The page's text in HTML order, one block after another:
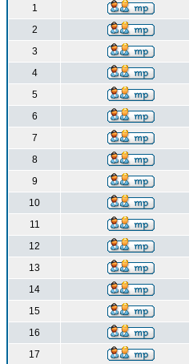
1
2
3
4
5
6
7
8
9
10
11
12
13
14
15
16
17